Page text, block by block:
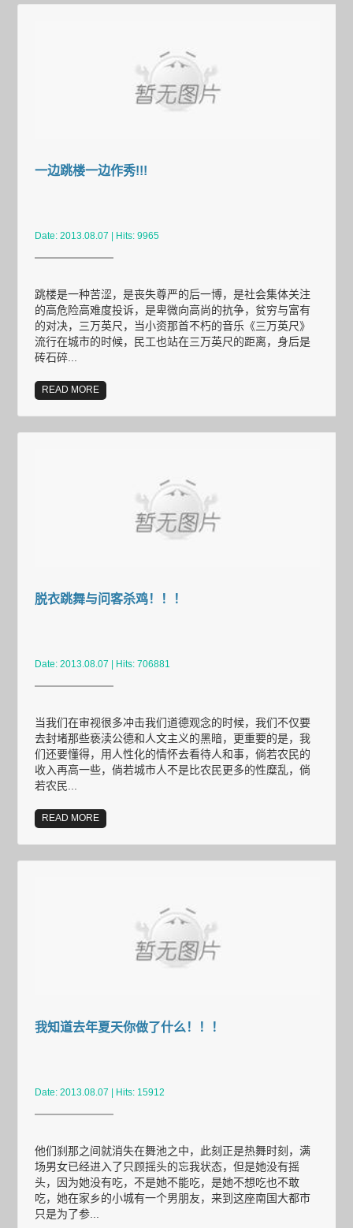
一边跳楼一边作秀!!!
Date: 2013.08.07 | Hits: 9965
跳楼是一种苦涩，是丧失尊严的后一博，是社会集体关注
的高危险高难度投诉，是卑微向高尚的抗争，贫穷与富有
的对决，三万英尺，当小资那首不朽的音乐《三万英尺》
流行在城市的时候，民工也站在三万英尺的距离，身后是
砖石碎...
READ MORE
脱衣跳舞与问客杀鸡！！！
Date: 2013.08.07 | Hits: 706881
当我们在审视很多冲击我们道德观念的时候，我们不仅要
去封堵那些亵渎公德和人文主义的黑暗，更重要的是，我
们还要懂得，用人性化的情怀去看待人和事，倘若农民的
收入再高一些，倘若城市人不是比农民更多的性糜乱，倘
若农民...
READ MORE
我知道去年夏天你做了什么！！！
Date: 2013.08.07 | Hits: 15912
他们刹那之间就消失在舞池之中，此刻正是热舞时刻，满
场男女已经进入了只顾摇头的忘我状态，但是她没有摇
头，因为她没有吃，不是她不能吃，是她不想吃也不敢
吃，她在家乡的小城有一个男朋友，来到这座南国大都市
只是为了参...